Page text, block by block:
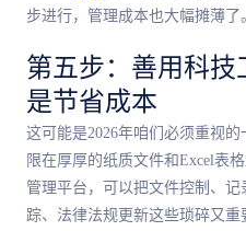
步进行，管理成本也大幅摊薄了
第五步：善用科
是节省成本
这可能是2026年咱们必须重视
限在厚厚的纸质文件和Excel表
管理平台，可以把文件控制、
踪、法律法规更新这些琐碎又